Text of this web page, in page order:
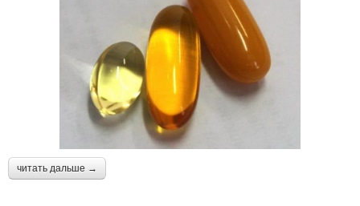
читать дальше →